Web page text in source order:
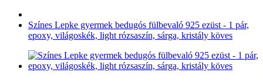
Színes Lepke gyermek bedugós fülbevaló 925 ezüst - 1 pár,
epoxy, világoskék, light rózsaszín, sárga, kristály köves